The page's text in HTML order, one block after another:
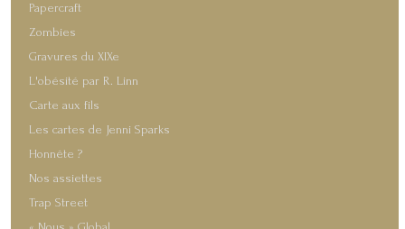
Papercraft
Zombies
Gravures du XIXe
L'obésité par R. Linn
Carte aux fils
Les cartes de Jenni Sparks
Honnête ?
Nos assiettes
Trap Street